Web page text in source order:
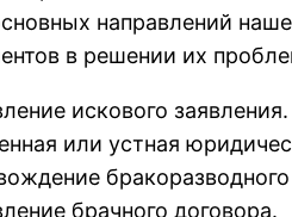
направлений
в решении их
искового заявления.
или устная
брачного договора.